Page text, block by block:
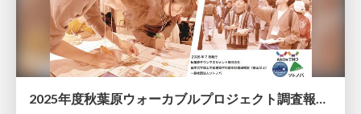
2025年度秋葉原ウォーカブルプロジェクト調査報告 「アキバらしいウォーカブル」とは何か